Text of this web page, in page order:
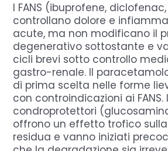
I FANS (ibuprofene,
controllano dolore e
acute, ma non modificano il
degenerativo sottostante e
cicli brevi sotto controllo
gastro-renale. Il
di prima scelta nelle forme
con controindicazioni ai FANS. I
condroprotettori
offrono un effetto trofico
residua e vanno iniziati